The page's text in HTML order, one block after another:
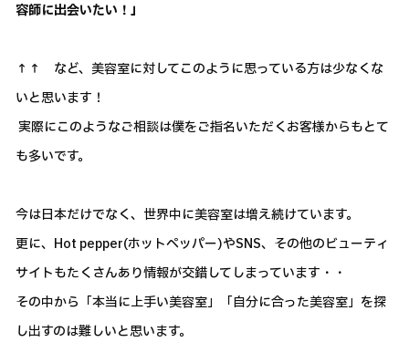
容師に出会いたい！」
↑↑ など、美容室に対してこのように思っている方は少なくな
いと思います！
実際にこのようなご相談は僕をご指名いただくお客様からもとて
も多いです。
今は日本だけでなく、世界中に美容室は増え続けています。
更に、Hot pepper(ホットペッパー)やSNS、その他のビューティ
サイトもたくさんあり情報が交錯してしまっています・・
その中から「本当に上手い美容室」「自分に合った美容室」を探
し出すのは難しいと思います。